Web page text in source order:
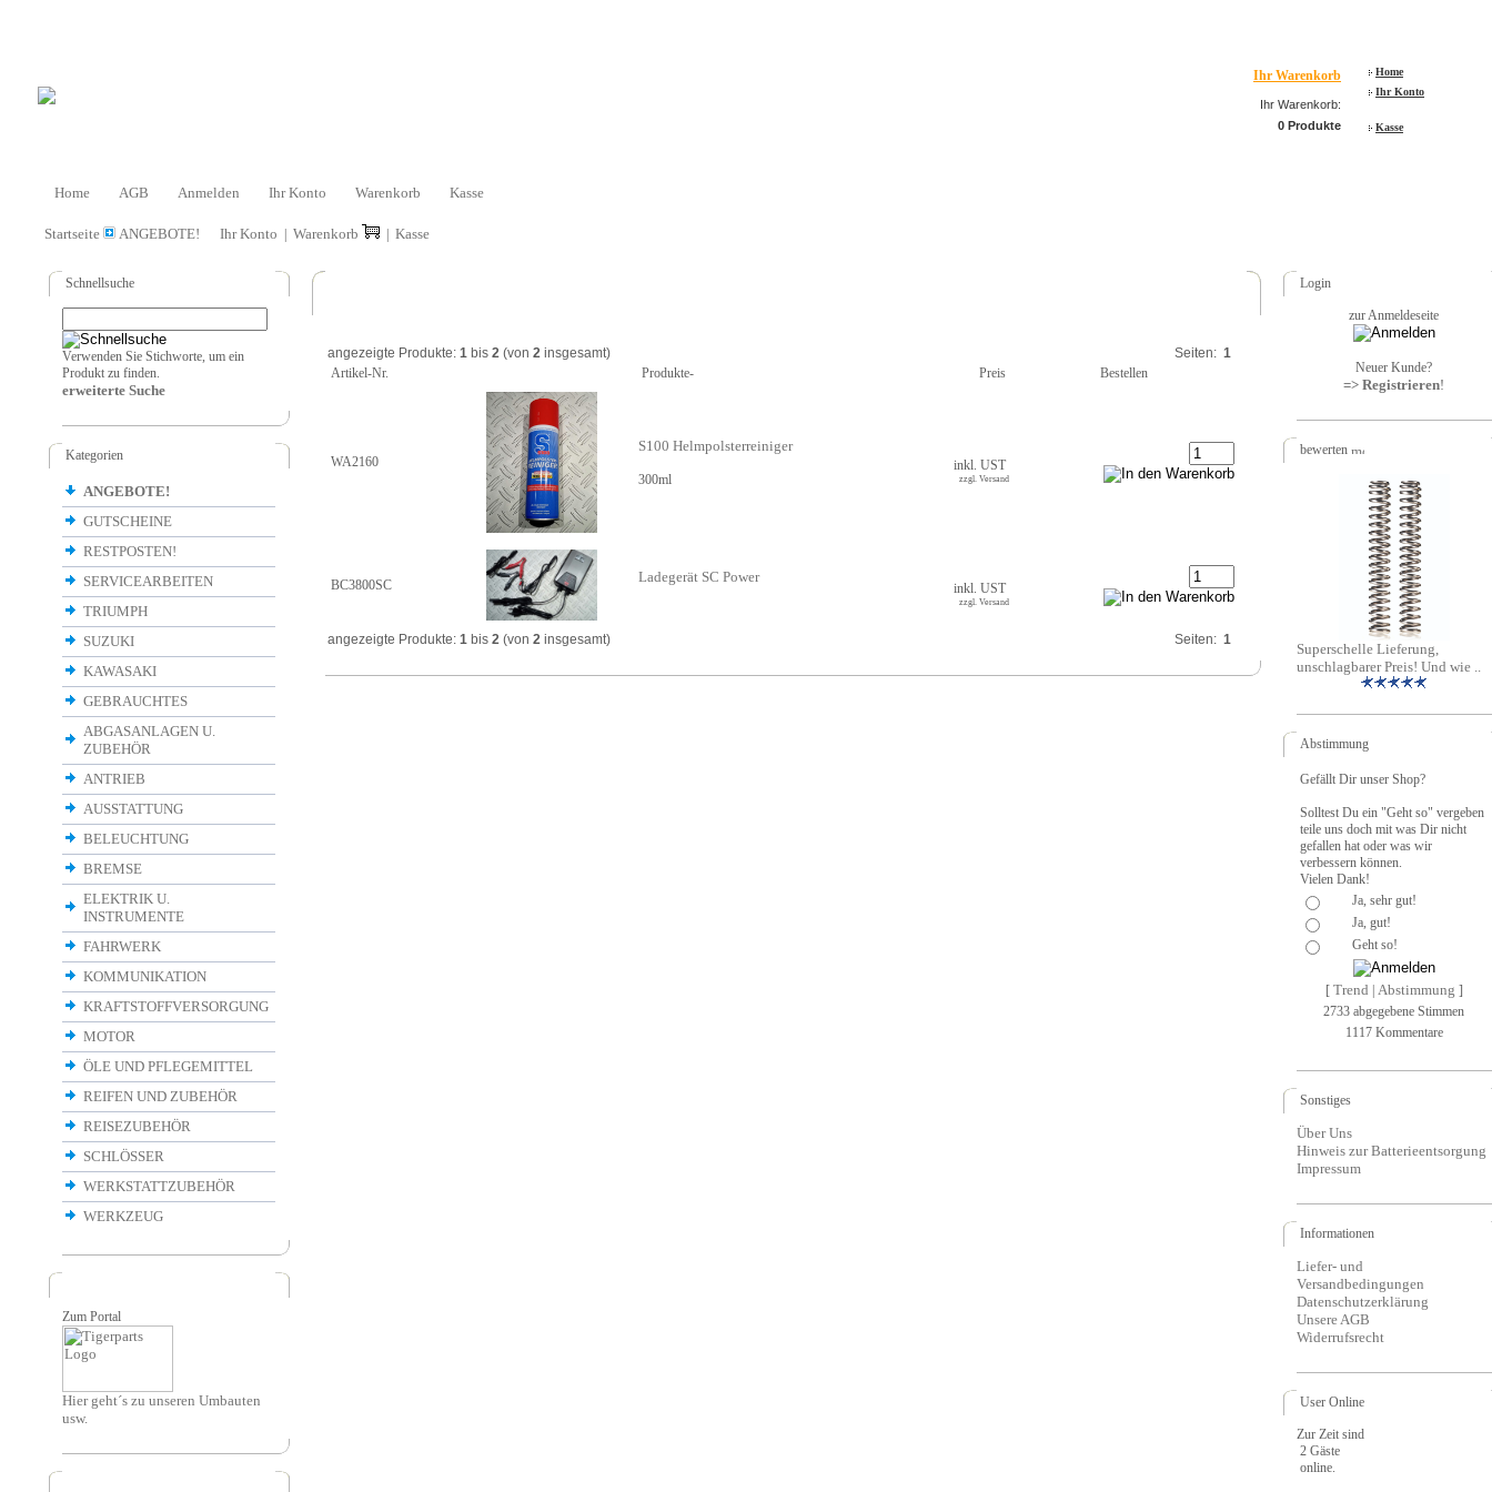
Ihr Warenkorb
Ihr Warenkorb:
0 Produkte
Home
Ihr Konto
Kasse
Home AGB Anmelden Ihr Konto Warenkorb Kasse
Startseite ANGEBOTE! Ihr Konto Warenkorb Kasse
Schnellsuche
Verwenden Sie Stichworte, um ein
Produkt zu finden.
erweiterte Suche
Kategorien
ANGEBOTE!
GUTSCHEINE
RESTPOSTEN!
SERVICEARBEITEN
TRIUMPH
SUZUKI
KAWASAKI
GEBRAUCHTES
ABGASANLAGEN U.
ZUBEHÖR
ANTRIEB
AUSSTATTUNG
BELEUCHTUNG
BREMSE
ELEKTRIK U.
INSTRUMENTE
FAHRWERK
KOMMUNIKATION
KRAFTSTOFFVERSORGUNG
MOTOR
ÖLE UND PFLEGEMITTEL
REIFEN UND ZUBEHÖR
REISEZUBEHÖR
SCHLÖSSER
WERKSTATTZUBEHÖR
WERKZEUG
Zum Portal
Hier geht´s zu unseren Umbauten
usw.
angezeigte Produkte: 1 bis 2 (von 2 insgesamt) Seiten: 1
Artikel-Nr.
Produkte- Preis Bestellen
WA2160
S100 Helmpolsterreiniger
300ml
inkl. UST
zzgl. Versand
BC3800SC Ladegerät SC Power
inkl. UST
zzgl. Versand
angezeigte Produkte: 1 bis 2 (von 2 insgesamt) Seiten: 1
Login
zur Anmeldeseite
Neuer Kunde?
=> Registrieren!
bewerten
Superschelle Lieferung,
unschlagbarer Preis! Und wie ..
Abstimmung
Gefällt Dir unser Shop?
Solltest Du ein "Geht so" vergeben
teile uns doch mit was Dir nicht
gefallen hat oder was wir
verbessern können.
Vielen Dank!
Ja, sehr gut!
Ja, gut!
Geht so!
[ Trend Abstimmung ]
2733 abgegebene Stimmen
1117 Kommentare
Sonstiges
Über Uns
Hinweis zur Batterieentsorgung
Impressum
Informationen
Liefer- und
Versandbedingungen
Datenschutzerklärung
Unsere AGB
Widerrufsrecht
User Online
Zur Zeit sind
2 Gäste
online.